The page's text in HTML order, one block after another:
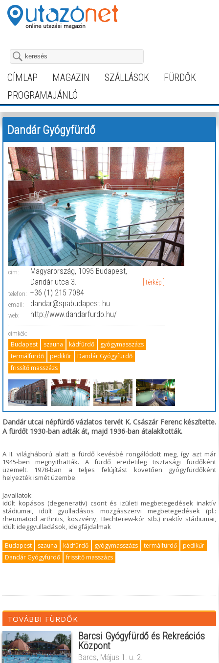
CÍMLAP MAGAZIN SZÁLLÁSOK
FÜRDŐK
PROGRAMAJÁNLÓ
Dandár Gyógyfürdő
cím:
Magyarország, 1095 Budapest,
Dandár utca 3.
[ térkép ]
telefon: +36 (1) 215 7084
email: dandar@spabudapest.hu
web: http://www.dandarfurdo.hu/
cimkék:
Budapest szauna kádfürdő
gyógymasszázs
termálfürdő
pedikűr
Dandár Gyógyfürdő
frissítő masszázs
Dandár utcai népfürdő vázlatos tervét K. Császár Ferenc készítette.
A fürdőt 1930-ban adták át, majd 1936-ban átalakították.
A II. világháború alatt a fürdő kevésbé rongálódott meg, így azt már
1945-ben megnyithatták. A fürdő eredetileg tisztasági fürdőként
üzemelt. 1978-ban a teljes felújítást követően gyógyfürdőként
helyezték ismét üzembe.
Javallatok:
idült kopásos (degeneratív) csont és izületi megbetegedések inaktív
stádiumai, idült gyulladásos mozgásszervi megbetegedések (pl.:
rheumatoid arthritis, köszvény, Bechterew-kór stb.) inaktív stádiumai,
idült ideggyulladások, idegfájdalmak
Budapest szauna kádfürdő gyógymasszázs termálfürdő
pedikűr
Dandár Gyógyfürdő
frissítő masszázs
TOVÁBBI FÜRDŐK
Barcsi Gyógyfürdő és Rekreációs
Központ
Barcs, Május 1. u. 2.